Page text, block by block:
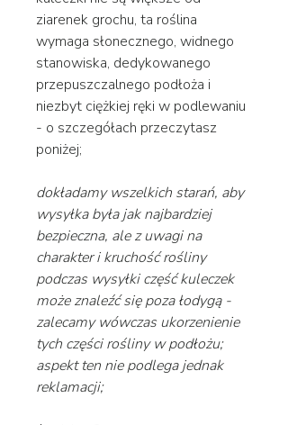
ziarenek grochu, ta roślina
wymaga słonecznego, widnego
stanowiska, dedykowanego
przepuszczalnego podłoża i
niezbyt ciężkiej ręki w podlewaniu
- o szczegółach przeczytasz
poniżej;
dokładamy wszelkich starań, aby
wysyłka była jak najbardziej
bezpieczna, ale z uwagi na
charakter i kruchość rośliny
podczas wysyłki część kuleczek
może znaleźć się poza łodygą -
zalecamy wówczas ukorzenienie
tych części rośliny w podłożu;
aspekt ten nie podlega jednak
reklamacji;